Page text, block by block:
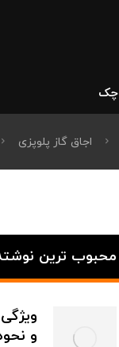
اجاق گاز پلوپزی
محبوب ترین
و